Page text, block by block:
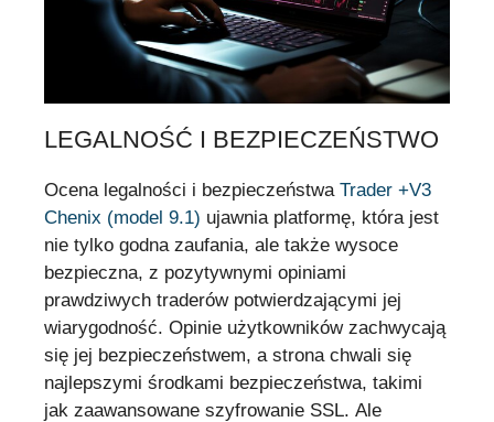
LEGALNOŚĆ I BEZPIECZEŃSTWO
Ocena legalności i bezpieczeństwa Trader +V3
Chenix (model 9.1) ujawnia platformę, która jest
nie tylko godna zaufania, ale także wysoce
bezpieczna, z pozytywnymi opiniami
prawdziwych traderów potwierdzającymi jej
wiarygodność. Opinie użytkowników zachwycają
się jej bezpieczeństwem, a strona chwali się
najlepszymi środkami bezpieczeństwa, takimi
jak zaawansowane szyfrowanie SSL. Ale